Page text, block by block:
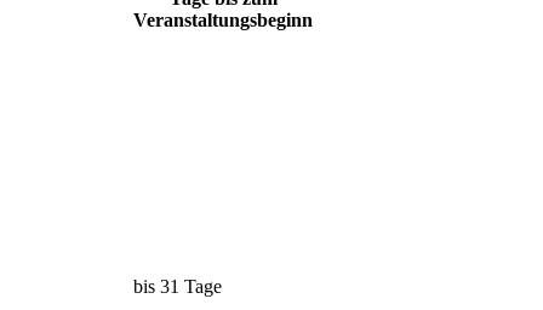
Veranstaltungsbeginn
bis 31 Tage